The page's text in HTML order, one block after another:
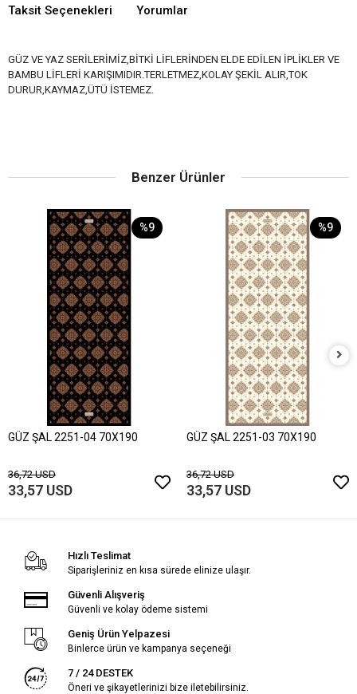
Taksit Seçenekleri Yorumlar
GÜZ VE YAZ SERİLERİMİZ,BİTKİ LİFLERİNDEN ELDE EDİLEN İPLİKLER VE
BAMBU LİFLERİ KARIŞIMIDIR.TERLETMEZ,KOLAY ŞEKİL ALIR,TOK
DURUR,KAYMAZ,ÜTÜ İSTEMEZ.
Benzer Ürünler
%9
GÜZ ŞAL 2251-04 70X190
36,72 USD
33,57 USD
%9
GÜZ ŞAL 2251-03 70X190
36,72 USD
33,57 USD
Hızlı Teslimat
Siparişleriniz en kısa sürede elinize ulaşır.
Güvenli Alışveriş
Güvenli ve kolay ödeme sistemi
Geniş Ürün Yelpazesi
Binlerce ürün ve kampanya seçeneği
7 / 24 DESTEK
Öneri ve şikayetlerinizi bize iletebilirsiniz.